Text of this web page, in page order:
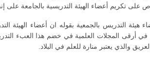
تكريم أعضاء الهيئة التدريسية بالجامعة على
التدريس بالجمعية بقوله ان أعضاء الهيئة
في أرقى المجلات العلمية في خضم هذا العبء
والذي يعتبر منارة للعلم في البلاد.